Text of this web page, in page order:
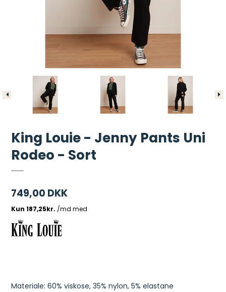
King Louie - Jenny Pants Uni
Rodeo - Sort
749,00 DKK
Materiale: 60% viskose, 35% nylon, 5% elastane